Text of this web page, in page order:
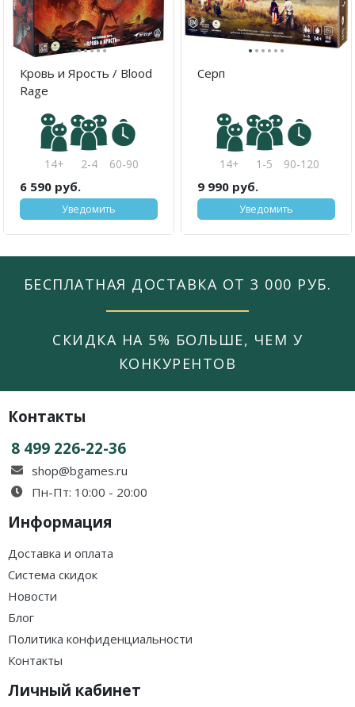
······
Кровь и Ярость / Blood
Rage
14+ 2-4 60-90
6 590 руб.
Уведомить
······
Серп
14+ 1-5 90-120
9 990 руб.
Уведомить
БЕСПЛАТНАЯ ДОСТАВКА ОТ 3 000 РУБ.
СКИДКА НА 5% БОЛЬШЕ, ЧЕМ У
КОНКУРЕНТОВ
Контакты
8 499 226-22-36
shop@bgames.ru
Пн-Пт: 10:00 - 20:00
Информация
Доставка и оплата
Система скидок
Новости
Блог
Политика конфиденциальности
Контакты
Личный кабинет